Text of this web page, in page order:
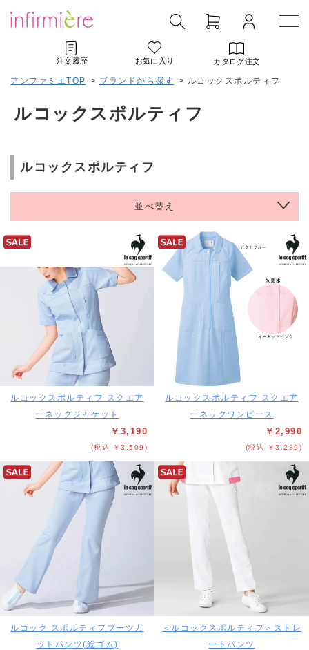
注文履歴 お気に入り カタログ注文
アンファミエTOP > ブランドから探す > ルコックスポルティフ
ルコックスポルティフ
ルコックスポルティフ
並べ替え
ルコックスポルティフ スクエア
ーネックジャケット
￥3,190
(税込 ￥3,509)
ルコックスポルティフ スクエア
ーネックワンピース
￥2,990
(税込 ￥3,289)
ルコック スポルティフブーツカ
ットパンツ(総ゴム)
＜ルコックスポルティフ＞ストレ
ートパンツ